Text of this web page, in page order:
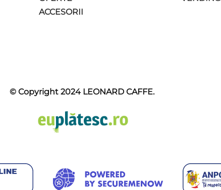
ACCESORII
© Copyright 2024 LEONARD CAFFE.